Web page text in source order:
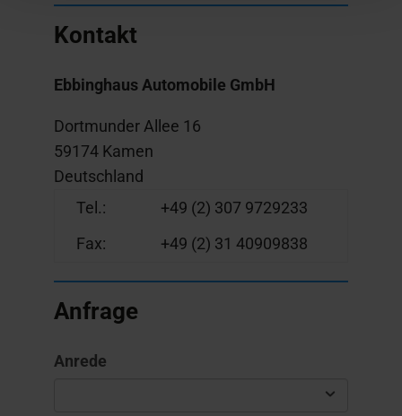
Kontakt
Ebbinghaus Automobile GmbH
Dortmunder Allee 16
59174 Kamen
Deutschland
Tel.:
+49 (2) 307 9729233
Fax:
+49 (2) 31 40909838
Anfrage
Anrede